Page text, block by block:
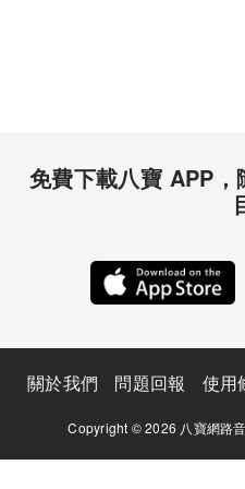
免費下載八寶 APP
關於我們 問題回報 使用
Copyright © 2026 八寶網路